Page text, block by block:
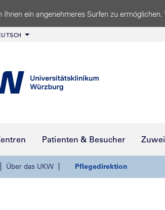
ein angenehmeres Surfen zu ermöglichen.
Patienten & Besucher
Über das UKW Pflegedirektion